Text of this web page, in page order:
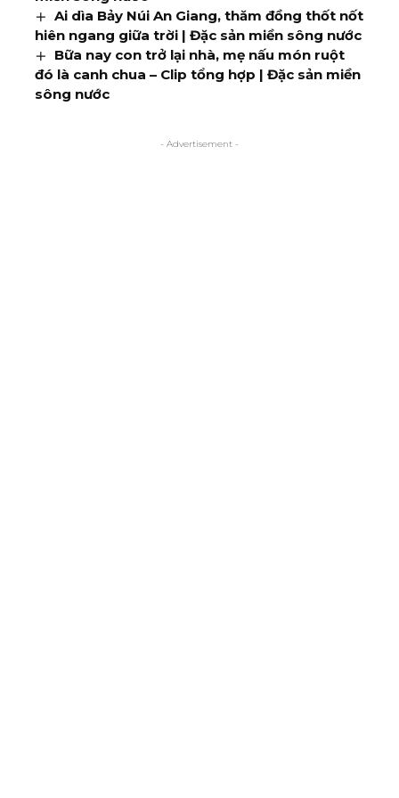
Ai dìa Bảy Núi An Giang, thăm đồng thốt nốt
hiên ngang giữa trời | Đặc sản miền sông nước
Bữa nay con trở lại nhà, mẹ nấu món ruột
đó là canh chua – Clip tổng hợp | Đặc sản miền
sông nước
- Advertisement -